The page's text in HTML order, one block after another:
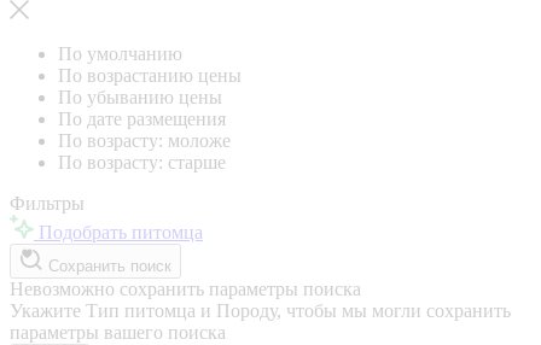
По умолчанию
По возрастанию цены
По убыванию цены
По дате размещения
По возрасту: моложе
По возрасту: старше
Фильтры
Подобрать питомца
Сохранить поиск
Невозможно сохранить параметры поиска
Укажите Тип питомца и Породу, чтобы мы могли сохранить
параметры вашего поиска